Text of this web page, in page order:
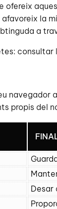
ofereix
la
a
consultar
propis del
Desar